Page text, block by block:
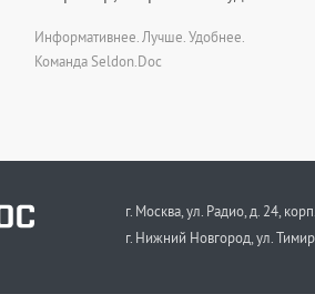
Информативнее. Лучше. Удобнее.
Команда Seldon.Doc
г. Москва, ул. Радио, д. 24,
г. Нижний Новгород, ул.